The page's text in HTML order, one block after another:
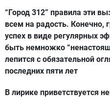
“Город 312” правила эти
всем на радость. Конечно,
успех в виде регулярных
быть немножко
лепится с обязательной
последних пяти лет
В лирике приветствуется